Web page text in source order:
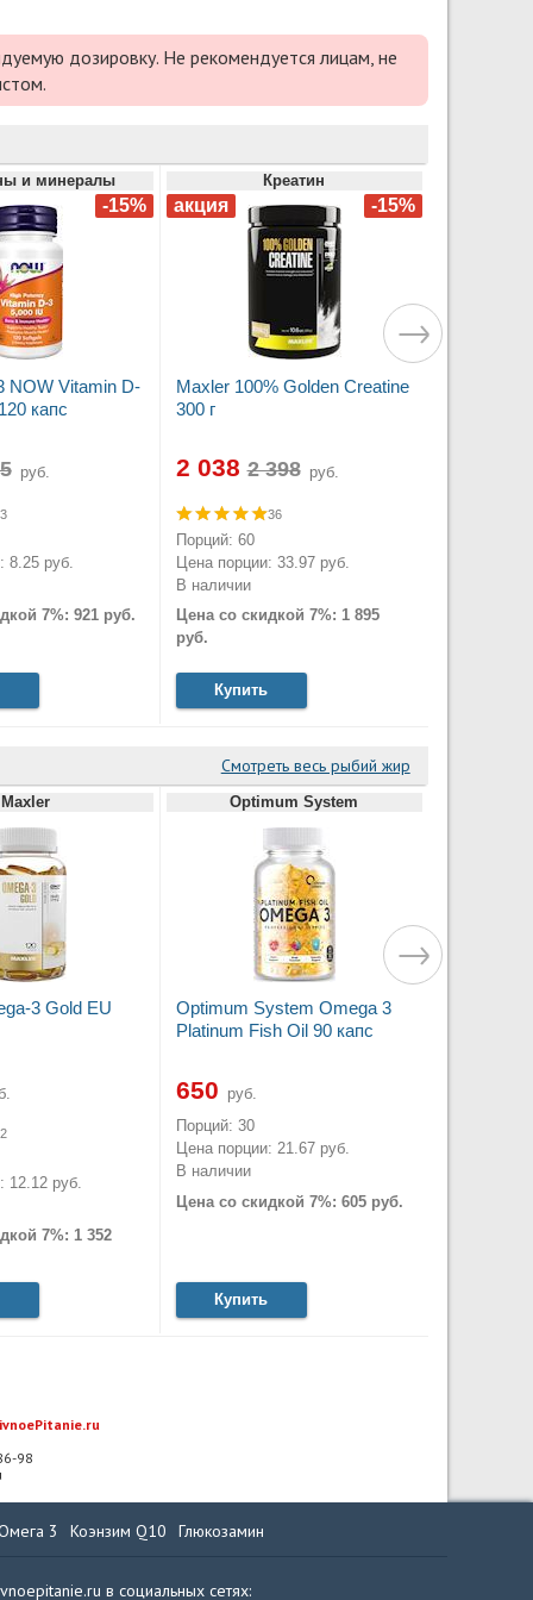
дозировку. Не рекомендуется лицам, не
и минералы
NOW Vitamin D-
капс
руб.
3
8.25 руб.
7%: 921 руб.
Креатин
Maxler 100% Golden Creatine
300 г
2 038 руб.
36
Порций: 60
Цена порции: 33.97 руб.
В наличии
Цена со скидкой 7%: 1 895
руб.
Купить
Смотреть весь рыбий жир
Maxler
3 Gold EU
2
12.12 руб.
7%: 1 352
Optimum System
Optimum System Omega 3
Platinum Fish Oil 90 капс
650 руб.
Порций: 30
Цена порции: 21.67 руб.
В наличии
Цена со скидкой 7%: 605 руб.
Купить
98
3 Коэнзим Q10 Глюкозамин
в социальных сетях: